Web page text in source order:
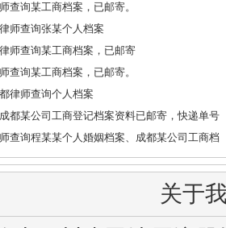
查询某工商档案，已邮寄。
师查询张某个人档案
师查询某工商档案，已邮寄
查询某工商档案，已邮寄。
律师查询个人档案
都某公司工商登记档案资料已邮寄，快递单号
查询程某某个人婚姻档案、成都某公司工商档
关于